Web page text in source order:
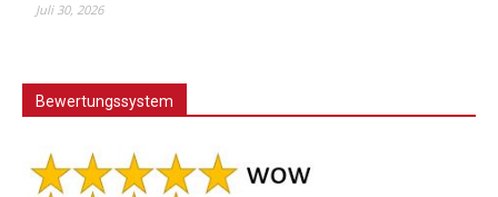
Juli 30, 2026
Bewertungssystem